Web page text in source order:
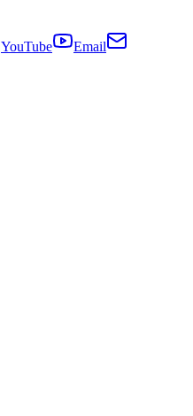
YouTube Email